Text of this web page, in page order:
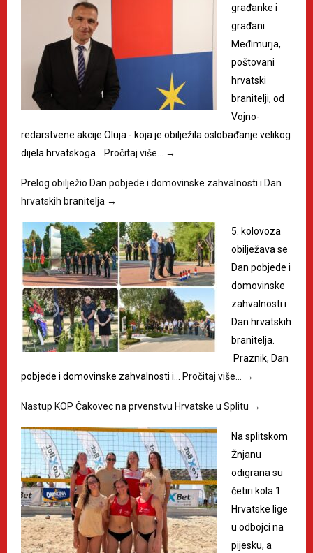
građanke i
građani
Međimurja,
poštovani
hrvatski
branitelji, od
Vojno-
redarstvene akcije Oluja - koja je obilježila oslobađanje velikog
dijela hrvatskoga…
Pročitaj više… →
Prelog obilježio Dan pobjede i domovinske zahvalnosti i Dan
hrvatskih branitelja →
5. kolovoza
obilježava se
Dan pobjede i
domovinske
zahvalnosti i
Dan hrvatskih
branitelja.
Praznik, Dan
pobjede i domovinske zahvalnosti i…
Pročitaj više… →
Nastup KOP Čakovec na prvenstvu Hrvatske u Splitu →
Na splitskom
Žnjanu
odigrana su
četiri kola 1.
Hrvatske lige
u odbojci na
pijesku, a